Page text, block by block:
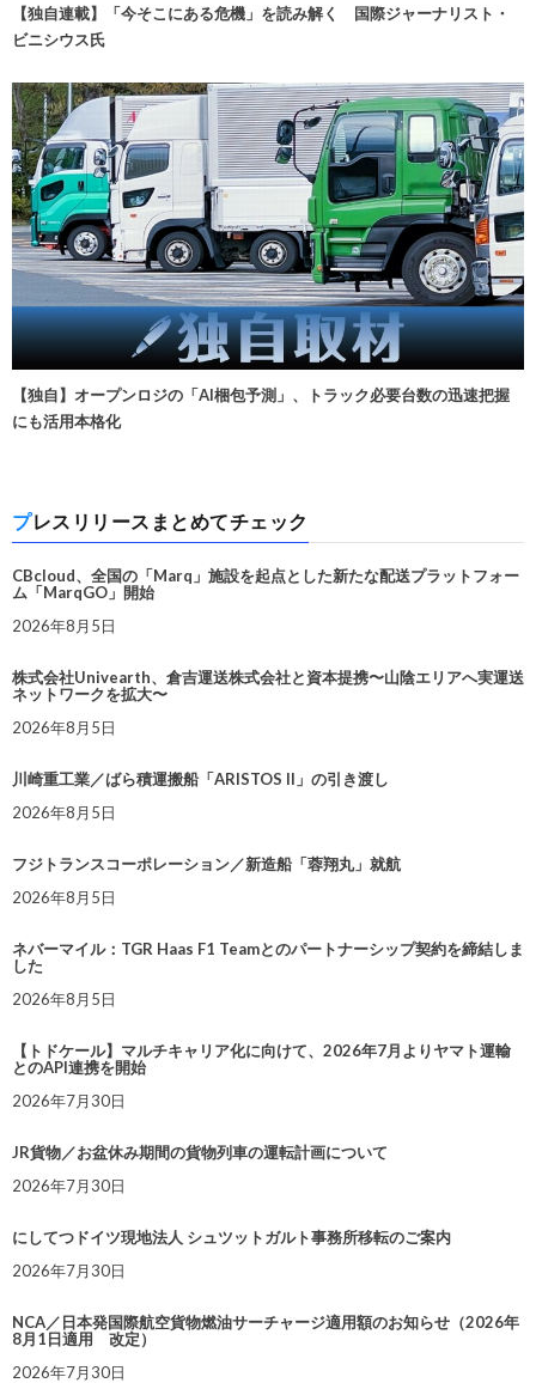
【独自連載】「今そこにある危機」を読み解く 国際ジャーナリスト・
ビニシウス氏
【独自】オープンロジの「AI梱包予測」、トラック必要台数の迅速把握
にも活用本格化
プレスリリースまとめてチェック
CBcloud、全国の「Marq」施設を起点とした新たな配送プラットフォー
ム「MarqGO」開始
2026年8月5日
株式会社Univearth、倉吉運送株式会社と資本提携〜山陰エリアへ実運送
ネットワークを拡大〜
2026年8月5日
川崎重工業／ばら積運搬船「ARISTOS II」の引き渡し
2026年8月5日
フジトランスコーポレーション／新造船「蓉翔丸」就航
2026年8月5日
ネバーマイル：TGR Haas F1 Teamとのパートナーシップ契約を締結しま
した
2026年8月5日
【トドケール】マルチキャリア化に向けて、2026年7月よりヤマト運輸
とのAPI連携を開始
2026年7月30日
JR貨物／お盆休み期間の貨物列車の運転計画について
2026年7月30日
にしてつドイツ現地法人 シュツットガルト事務所移転のご案内
2026年7月30日
NCA／日本発国際航空貨物燃油サーチャージ適用額のお知らせ（2026年
8月1日適用 改定）
2026年7月30日